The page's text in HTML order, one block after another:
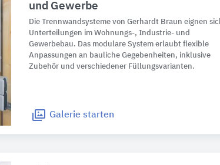
und Gewerbe
Die Trennwandsysteme von Gerhardt Braun eignen
Unterteilungen im Wohnungs-, Industrie- und
Gewerbebau. Das modulare System erlaubt flexible
Anpassungen an bauliche Gegebenheiten, inklusive
Zubehör und verschiedener Füllungsvarianten.
Galerie starten